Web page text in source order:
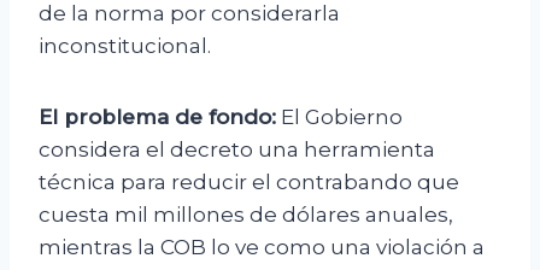
de la norma por considerarla
inconstitucional.
El problema de fondo: El Gobierno
considera el decreto una herramienta
técnica para reducir el contrabando que
cuesta mil millones de dólares anuales,
mientras la COB lo ve como una violación a